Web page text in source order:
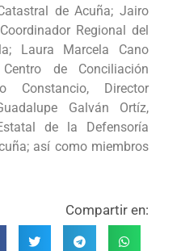
de Acuña; Jairo
Regional del
Laura Marcela Cano
de Conciliación
Constancio, Director
Galván Ortíz,
de la Defensoría
así como miembros
Compartir en: